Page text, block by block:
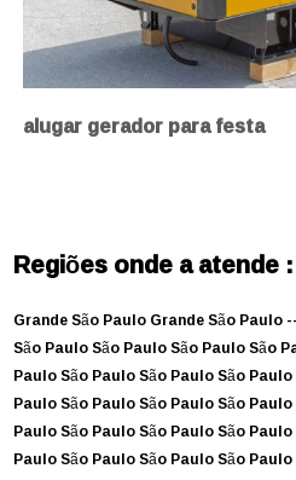
alugar gerador para festa
Regiões onde a atende :
Grande São PauloGrande São Paulo --
São PauloSão PauloSão PauloSão
PauloSão PauloSão PauloSão Paulo
PauloSão PauloSão PauloSão Paulo
PauloSão PauloSão PauloSão Paulo
PauloSão PauloSão PauloSão Paulo